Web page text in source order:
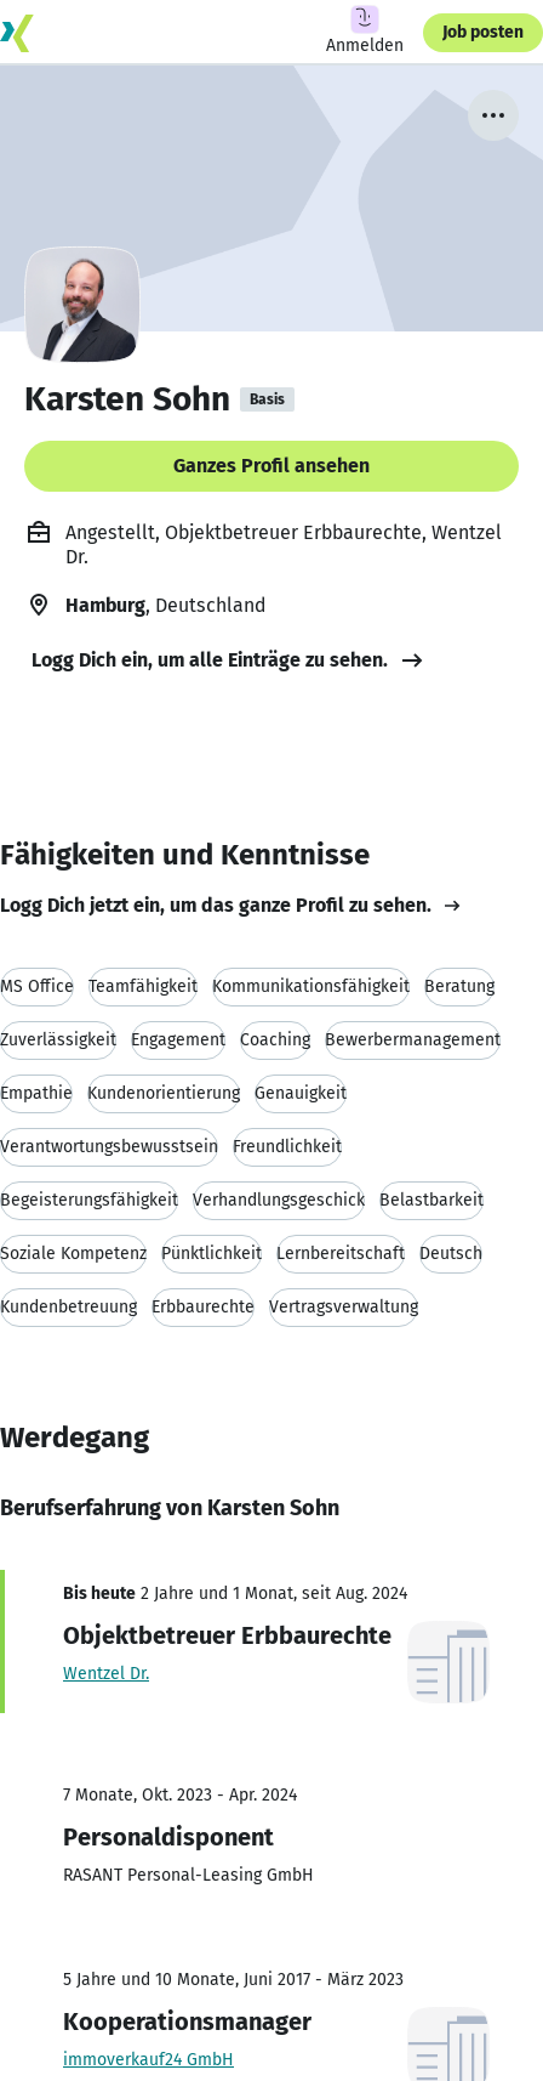
Anmelden
Job posten
Karsten Sohn Basis
Ganzes Profil ansehen
Angestellt, Objektbetreuer Erbbaurechte, Wentzel
Dr.
Hamburg, Deutschland
Logg Dich ein, um alle Einträge zu sehen.
Fähigkeiten und Kenntnisse
Logg Dich jetzt ein, um das ganze Profil zu sehen.
MS Office Teamfähigkeit Kommunikationsfähigkeit Beratung
Zuverlässigkeit Engagement Coaching Bewerbermanagement
Empathie Kundenorientierung Genauigkeit
Verantwortungsbewusstsein Freundlichkeit
Begeisterungsfähigkeit Verhandlungsgeschick Belastbarkeit
Soziale Kompetenz Pünktlichkeit Lernbereitschaft Deutsch
Kundenbetreuung Erbbaurechte Vertragsverwaltung
Werdegang
Berufserfahrung von Karsten Sohn
Bis heute 2 Jahre und 1 Monat, seit Aug. 2024
Objektbetreuer Erbbaurechte
Wentzel Dr.
7 Monate, Okt. 2023 - Apr. 2024
Personaldisponent
RASANT Personal-Leasing GmbH
5 Jahre und 10 Monate, Juni 2017 - März 2023
Kooperationsmanager
immoverkauf24 GmbH